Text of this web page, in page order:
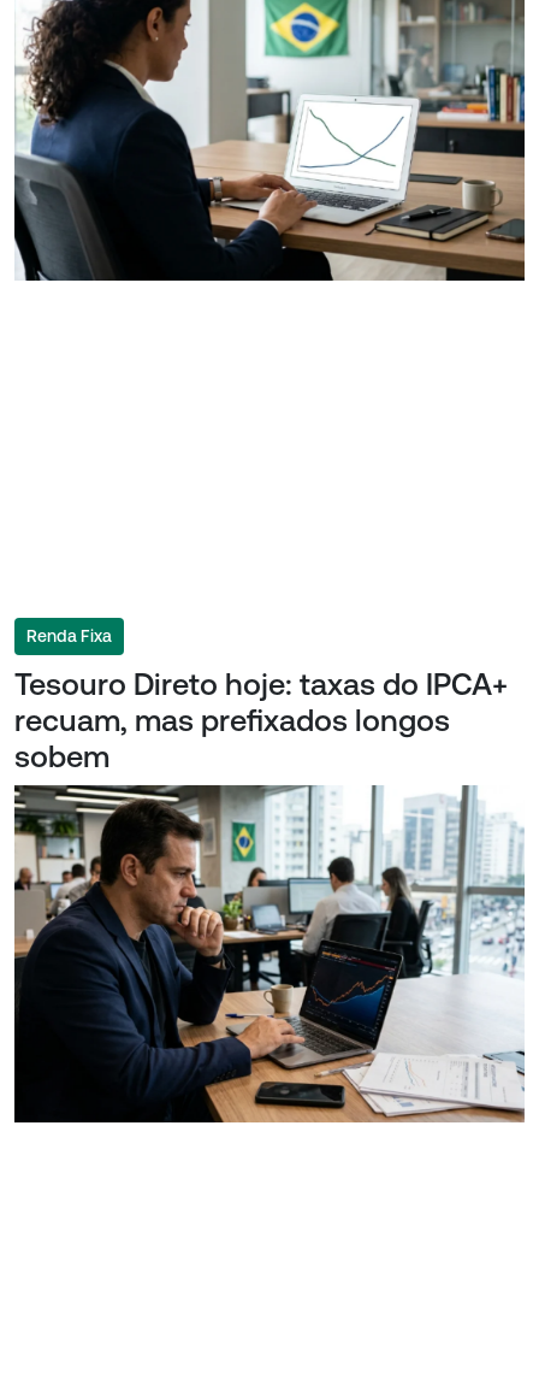
Renda Fixa
Tesouro Direto hoje: taxas do IPCA+
recuam, mas prefixados longos
sobem